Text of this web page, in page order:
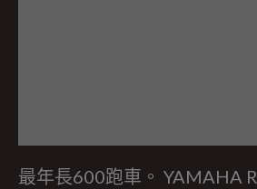
最年長600跑車。 YAMAHA